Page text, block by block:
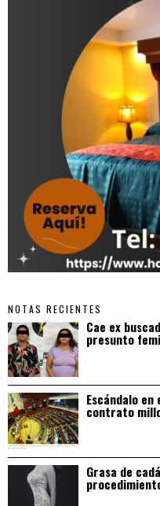
NOTAS RECIENTES
Cae ex
presunto
Escándalo en
contrato
Grasa de